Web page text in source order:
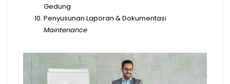
Gedung
Penyusunan Laporan & Dokumentasi
Maintenance